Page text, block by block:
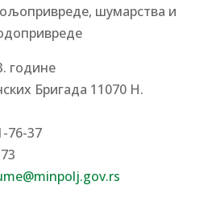
шумарства и
године
Бригада 11070 Н.
76-37